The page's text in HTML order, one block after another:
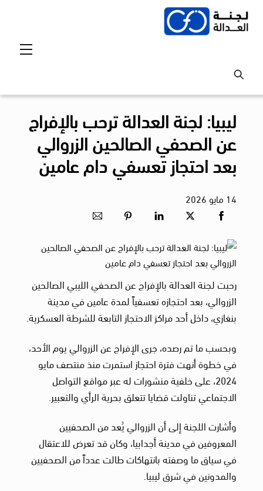
Skip
ليبيا: لجنة العدالة ترحب بالإفراج
عن الصحفي الصالحين الزروالي
بعد احتجاز تعسفي دام عامين
14 مايو 2026
رحبت لجنة العدالة بالإفراج عن الصحفي الليبي الصالحين
الزروالي، بعد احتجازه تعسفياً لمدة عامين في مدينة
بنغازي، داخل أحد مراكز الاحتجاز التابعة للشرطة العسكرية.
وبحسب ما تم رصده، جرى الإفراج عن الزروالي يوم الأحد،
في خطوة أنهت فترة احتجاز استمرت منذ منتصف مايو
2024، على خلفية منشورات له عبر مواقع التواصل
الاجتماعي تناولت قضايا تتعلق بحرية الرأي والتعبير.
وأشارت اللجنة إلى أن الزروالي يُعد من الصحفيين
المعروفين في مدينة أجدابيا، وكان قد تعرض للاعتقال
في سياق ما وصفته بانتهاكات طالت عدداً من الصحفيين
والمدونين في شرق ليبيا.